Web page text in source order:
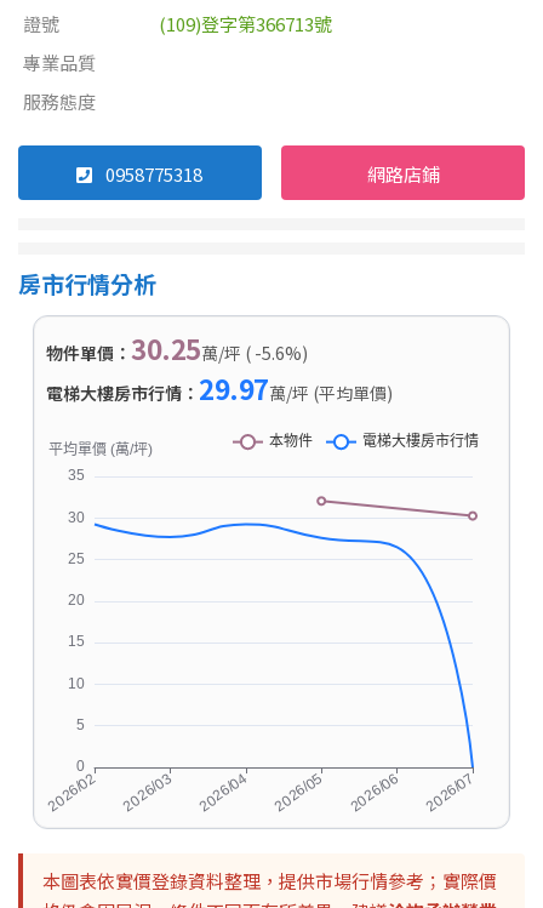
證號
(109)登字第366713號
專業品質
服務態度
0958775318 網路店鋪
房市行情分析
物件單價： 30.25萬/坪 ( -5.6%)
電梯大樓房市行情： 29.97萬/坪 (平均單價)
本圖表依實價登錄資料整理，提供市場行情參考；實際價